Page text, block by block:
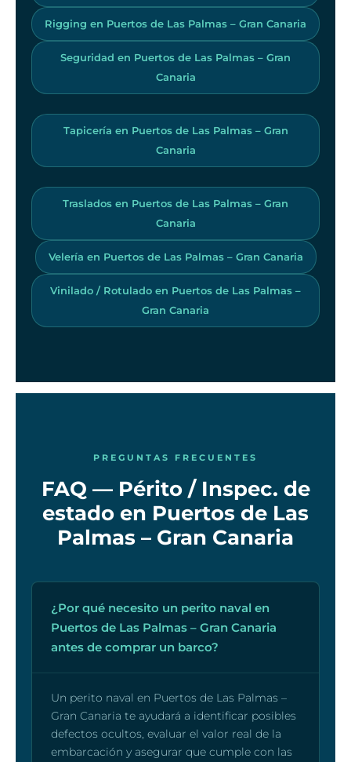
Rigging en Puertos de Las Palmas – Gran Canaria
Seguridad en Puertos de Las Palmas – Gran
Canaria
Tapicería en Puertos de Las Palmas – Gran
Canaria
Traslados en Puertos de Las Palmas – Gran
Canaria
Velería en Puertos de Las Palmas – Gran Canaria
Vinilado / Rotulado en Puertos de Las Palmas –
Gran Canaria
PREGUNTAS FRECUENTES
FAQ — Périto / Inspec. de
estado en Puertos de Las
Palmas – Gran Canaria
¿Por qué necesito un perito naval en
Puertos de Las Palmas – Gran Canaria
antes de comprar un barco?
Un perito naval en Puertos de Las Palmas –
Gran Canaria te ayudará a identificar posibles
defectos ocultos, evaluar el valor real de la
embarcación y asegurar que cumple con las